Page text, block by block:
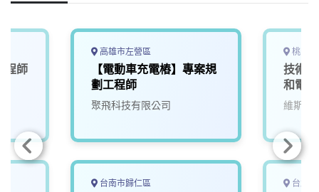
程師
高雄市左營區
【電動車充電樁】專案規
劃工程師
聚飛科技有限公司
台南市歸仁區
桃園
技術
和電
維斯美
台北